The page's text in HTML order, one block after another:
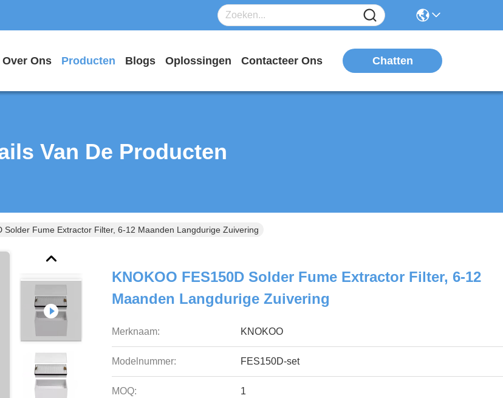
Over Ons Producten Blogs Oplossingen Contacteer Ons Chatten
Van De Producten
Solder Fume Extractor Filter, 6-12 Maanden Langdurige Zuivering
KNOKOO FES150D Solder Fume Extractor Filter, 6-12
Maanden Langdurige Zuivering
Merknaam: KNOKOO
Modelnummer: FES150D-set
MOQ: 1